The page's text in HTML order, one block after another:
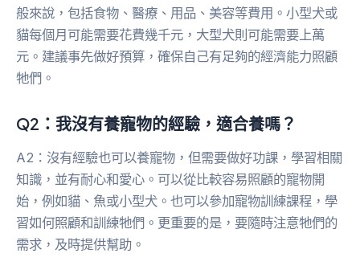
般來說，包括食物、醫療、用品、美容等費用。小型犬或
貓每個月可能需要花費幾千元，大型犬則可能需要上萬
元。建議事先做好預算，確保自己有足夠的經濟能力照顧
牠們。
Q2：我沒有養寵物的經驗，適合養嗎？
A2：沒有經驗也可以養寵物，但需要做好功課，學習相關
知識，並有耐心和愛心。可以從比較容易照顧的寵物開
始，例如貓、魚或小型犬。也可以參加寵物訓練課程，學
習如何照顧和訓練牠們。更重要的是，要隨時注意牠們的
需求，及時提供幫助。